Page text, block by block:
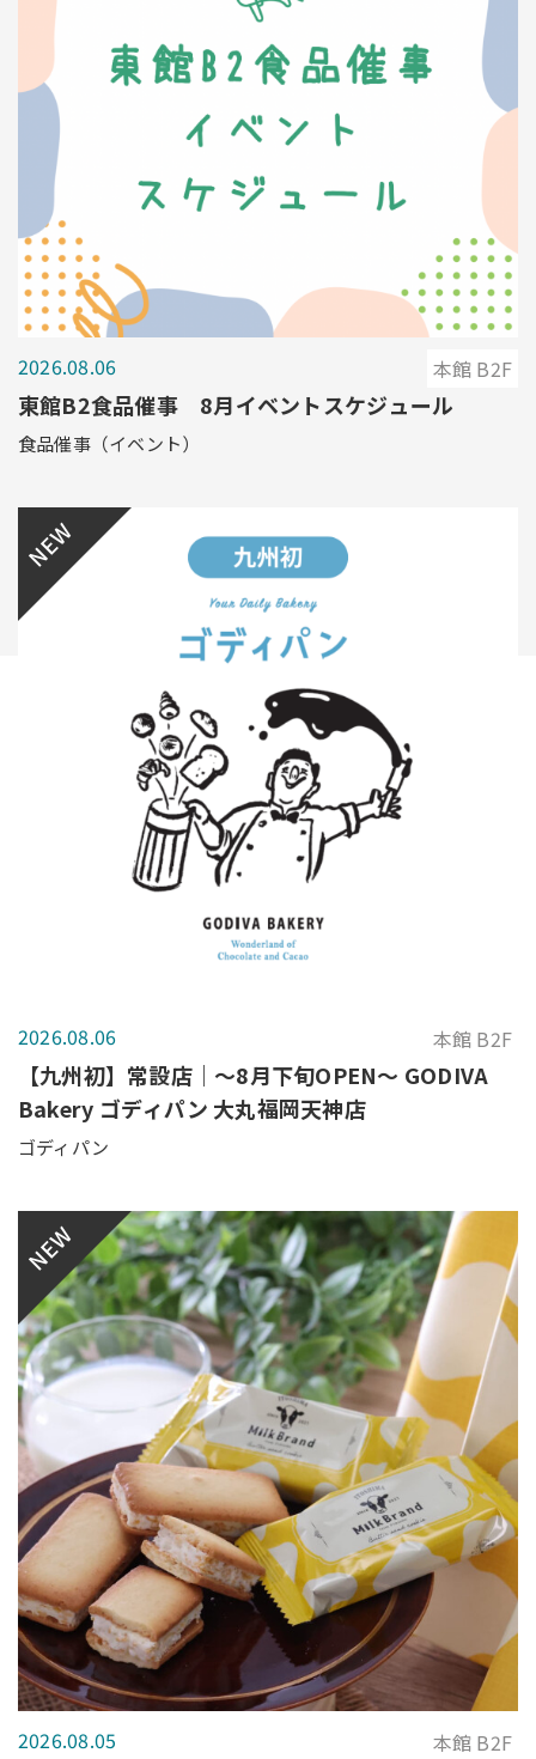
2026.08.06 本館 B2F
東館B2食品催事 8月イベントスケジュール
食品催事（イベント）
NEW
2026.08.06 本館 B2F
【九州初】常設店｜～8月下旬OPEN～ GODIVA
Bakery ゴディパン 大丸福岡天神店
ゴディパン
NEW
2026.08.05 本館 B2F